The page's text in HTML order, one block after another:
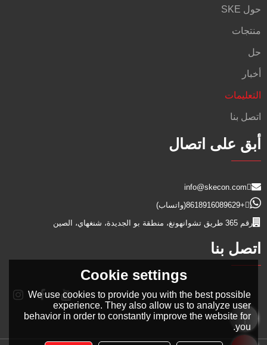
حول SKE
منتجات
حل
أخبار
التعليمات
اتصل بنا
أبق على اتصال
info@skecon.com
+8618916089629
(واتساب)
رقم 365 طريق تشوانهونغ، منطقة بو الجديدة، شنغهاي، الصين
اتصل بنا
Cookie settings
We use cookies to provide you with the best possible
experience. They also allow us to analyze user
behavior in order to constantly improve the website for
you.